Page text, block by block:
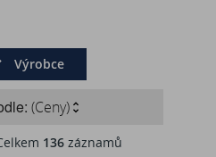
Výrobce
(Ceny)
136záznamů